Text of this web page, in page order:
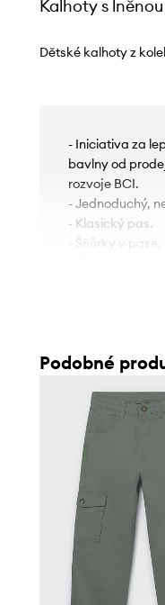
Kalhoty s
Dětské kalhoty z
- Iniciativa za
bavlny od
rozvoje BCI.
- Jednoduchý,
- Klasický pas.
- Šňůrky v pase.
Podobné